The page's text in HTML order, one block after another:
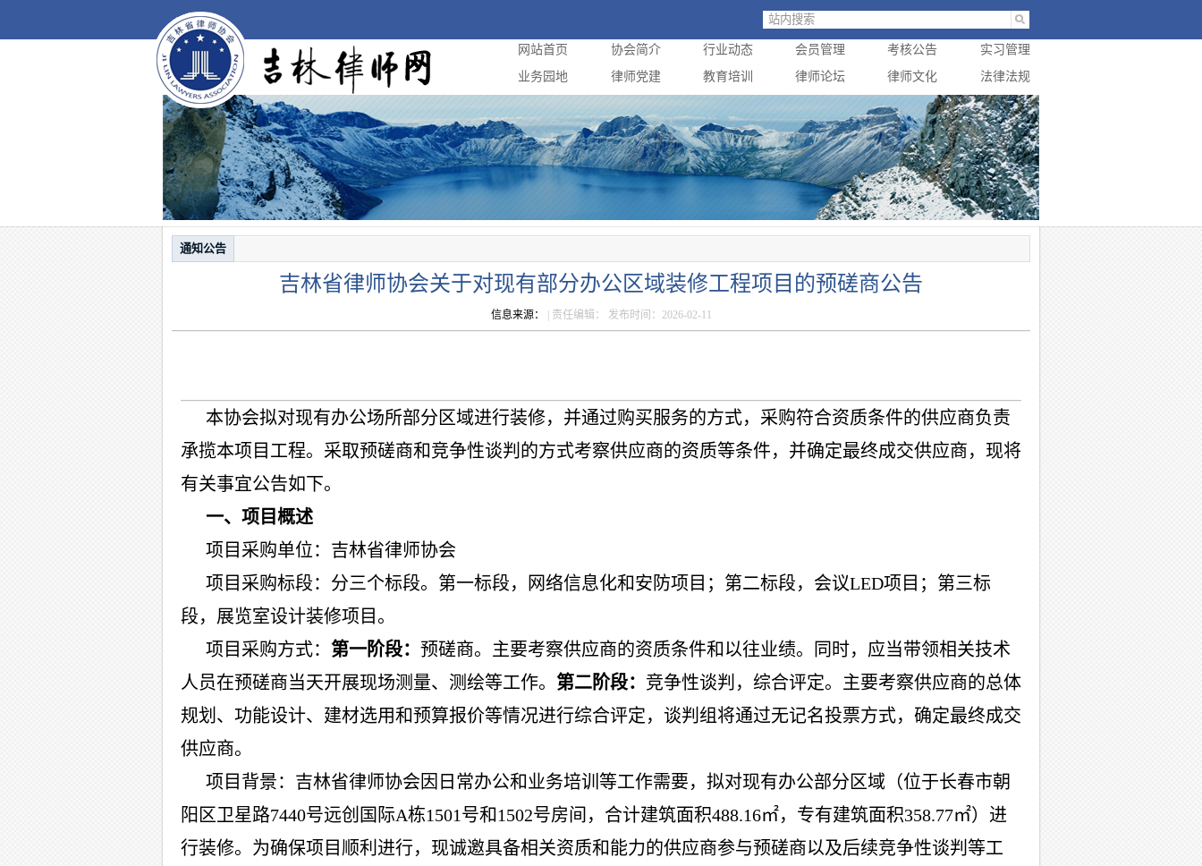
网站首页 协会简介 行业动态 会员管理 考核公告
实习管理
业务园地
律师党建 教育培训 律师论坛 律师文化 法律法规
通知公告
吉林省律师协会关于对现有部分办公区域装修工程项目的预磋商公告
信息来源： | 责任编辑： 发布时间：2026-02-11
本协会拟对现有办公场所部分区域进行装修， 并通过购买服务的方式，采购符合资质条件的供应商负责
承揽本项目工程。采取预磋商和竞争性谈判的方式考察供应商的资质等条件，并确定最终成交供应商，现将
有关事宜公告如下。
一、项目概述
项目采购单位：吉林省律师协会
项目采购标段：分三个标段。第一标段，网络信息化和安防项目；第二标段，会议LED项目；第三标
段，展览室设计装修项目。
项目采购方式： 第一阶段： 预磋商。主要考察供应商的资质条件和以往业绩。同时，应当带领相关技术
人员在预磋商当天开展现场测量、测绘等工作。 第二阶段： 竞争性谈判，综合评定。主要考察供应商的总体
规划、功能设计、建材选用和预算报价等情况进行综合评定，谈判组将通过无记名投票方式，确定最终成交
供应商。
项目背景：吉林省律师协会因日常办公和业务培训等工作需要，拟对现有办公部分区域（位于长春市朝
阳区卫星路7440号远创国际A栋1501号和1502号房间 ， 合计建筑面积488.16㎡，专有建筑面积358.77㎡）进
行装修。为确保项目顺利进行，现诚邀具备相关资质和能力的供应商参与预磋商以及后续竞争性谈判等工